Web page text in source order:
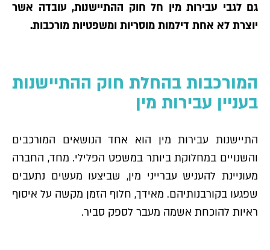
גם לגבי עבירות מין חל חוק ההתיישנות, עובדה אשר
יוצרת לא אחת דילמות מוסריות ומשפטיות מורכבות.
המורכבות בהחלת חוק ההתיישנות
בעניין עבירות מין
התיישנות עבירות מין הוא אחד הנושאים המורכבים
והשנויים במחלוקת ביותר במשפט הפלילי. מחד, החברה
מעוניינת להעניש עברייני מין, שביצעו מעשים נתעבים
שפגעו בקורבנותיהם. מאידך, חלוף הזמן מקשה על איסוף
ראיות להוכחת אשמה מעבר לספק סביר.